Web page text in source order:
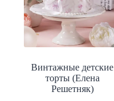
Винтажные детские
торты (Елена
Решетняк)